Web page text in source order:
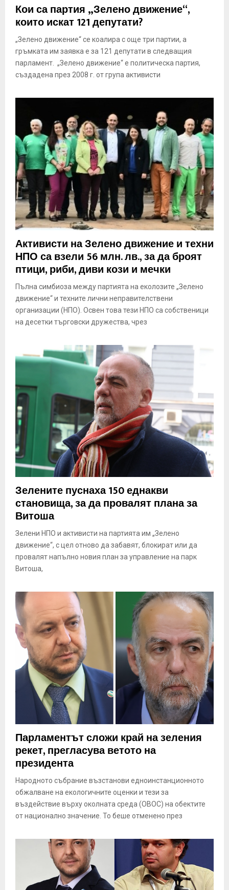
Кои са партия „Зелено движение“,
които искат 121 депутати?
„Зелено движение“ се коалира с още три партии, а
гръмката им заявка е за 121 депутати в следващия
парламент. „Зелено движение“ е политическа партия,
създадена през 2008 г. от група активисти
Активисти на Зелено движение и техни
НПО са взели 56 млн. лв., за да броят
птици, риби, диви кози и мечки
Пълна симбиоза между партията на еколозите „Зелено
движение“ и техните лични неправителствени
организации (НПО). Освен това тези НПО са собственици
на десетки търговски дружества, чрез
Зелените пуснаха 150 еднакви
становища, за да провалят плана за
Витоша
Зелени НПО и активисти на партията им „Зелено
движение“, с цел отново да забавят, блокират или да
провалят напълно новия план за управление на парк
Витоша,
Парламентът сложи край на зеления
рекет, прегласува ветото на
президента
Народното събрание възстанови едноинстанционното
обжалване на екологичните оценки и тези за
въздействие върху околната среда (ОВОС) на обектите
от национално значение. То беше отменено през